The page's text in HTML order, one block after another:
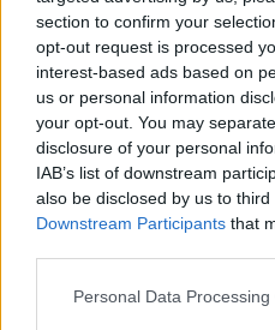
section to confirm your
opt-out request is processed
interest-based ads based on
us or personal information
your opt-out. You may
disclosure of your personal
IAB’s list of downstream
also be disclosed by us to
Downstream Participants that
Personal Data